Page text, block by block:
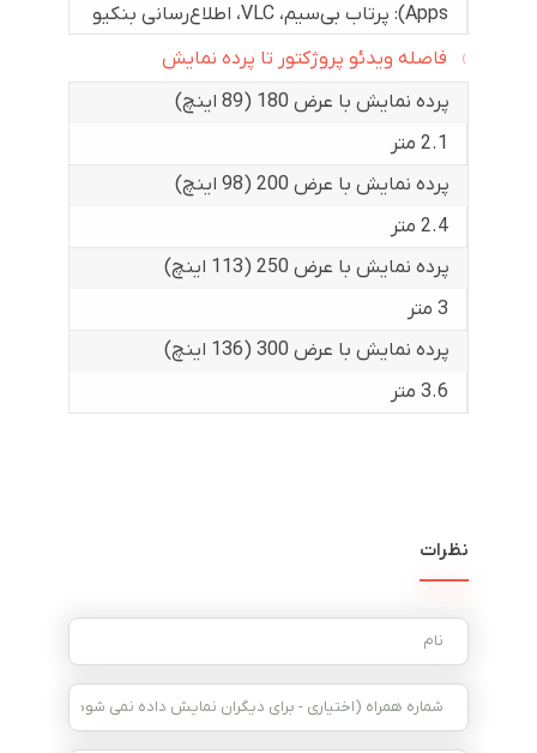
Apps): پرتاب بی‌سیم، VLC، اطلاع‌رسانی بنکیو
فاصله ویدئو پروژکتور تا پرده نمایش
پرده نمایش با عرض 180 (89 اینچ)
2.1 متر
پرده نمایش با عرض 200 (98 اینچ)
2.4 متر
پرده نمایش با عرض 250 (113 اینچ)
3 متر
پرده نمایش با عرض 300 (136 اینچ)
3.6 متر
نظرات